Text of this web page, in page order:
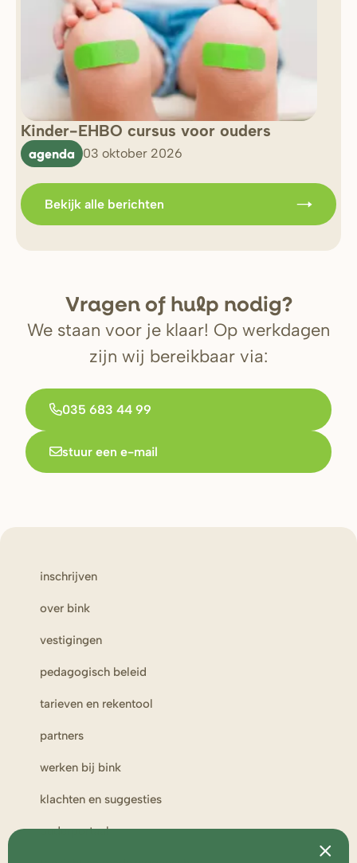
Kinder-EHBO cursus voor ouders
agenda 03 oktober 2026
Bekijk alle berichten
Vragen of hulp nodig?
We staan voor je klaar! Op werkdagen
zijn wij bereikbaar via:
035 683 44 99
stuur een e-mail
inschrijven
over bink
vestigingen
pedagogisch beleid
tarieven en rekentool
partners
werken bij bink
klachten en suggesties
ouderportaal